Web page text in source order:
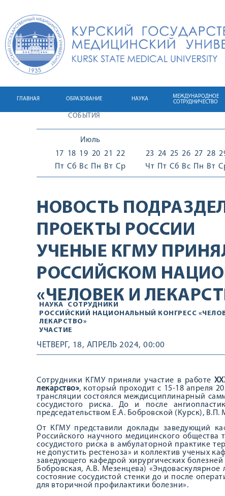
ГЛАВНАЯ ОБРАЗОВАНИЕ НАУКА
МЕЖДУНАРОДНОЕ
СОТРУДНИЧЕСТВО
СОБЫТИЯ
Июль
17
Пт
18
Сб
19
Вс
20
Пн
21
Вт
22
Ср
23
Чт
24
Пт
25
Сб
26
Вс
27
Пн
28
Вт
НОВОСТЬ
ПРОЕКТЫ РОССИИ
УЧЕНЫЕ КГМУ
РОССИЙСКОМ
«ЧЕЛОВЕК И
НАУКА
СОТРУДНИКИ
РОССИЙСКИЙ НАЦИОНАЛЬНЫЙ КОНГРЕСС
ЛЕКАРСТВО»
УЧАСТИЕ
ЧЕТВЕРГ, 18, АПРЕЛЬ 2024, 00:00
Сотрудники КГМУ приняли участие в работе
лекарство», который проходит с 15-18 апреля
трансляции состоялся междисциплинарный
сосудистого риска. До и после
председательством Е.А. Бобровской (Курск),
От КГМУ представили доклады заведующий
Российского научного медицинского
сосудистого риска в амбулаторной практике
не допустить рестеноза» и коллектив ученых
заведующего кафедрой хирургических
Бобровская, А.В. Мезенцева)
состояние сосудистой стенки до и после
для вторичной профилактики болезни».